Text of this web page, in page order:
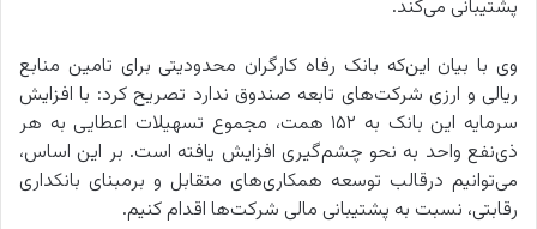
پشتیبانی می‌کند.
وی با بیان این‌که بانک رفاه کارگران محدودیتی برای تامین منابع
ریالی و ارزی شرکت‌های تابعه صندوق ندارد تصریح کرد: با افزایش
سرمایه این بانک به ۱۵۲ همت، مجموع تسهیلات اعطایی به هر
ذی‌نفع واحد به نحو چشم‌گیری افزایش یافته است. بر این اساس،
می‌توانیم درقالب توسعه همکاری‌های متقابل و برمبنای بانکداری
رقابتی، نسبت به پشتیبانی مالی شرکت‌ها اقدام کنیم.